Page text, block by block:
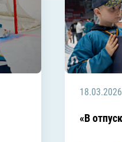
18.03.2026
«В